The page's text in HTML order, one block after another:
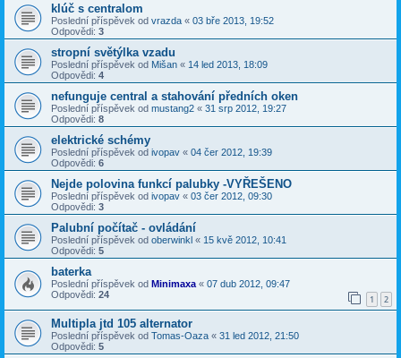
klúč s centralom
Poslední příspěvek od vrazda « 03 bře 2013, 19:52
Odpovědi: 3
stropní světýlka vzadu
Poslední příspěvek od Mišan « 14 led 2013, 18:09
Odpovědi: 4
nefunguje central a stahování předních oken
Poslední příspěvek od mustang2 « 31 srp 2012, 19:27
Odpovědi: 8
elektrické schémy
Poslední příspěvek od ivopav « 04 čer 2012, 19:39
Odpovědi: 6
Nejde polovina funkcí palubky -VYŘEŠENO
Poslední příspěvek od ivopav « 03 čer 2012, 09:30
Odpovědi: 3
Palubní počítač - ovládání
Poslední příspěvek od oberwinkl « 15 kvě 2012, 10:41
Odpovědi: 5
baterka
Poslední příspěvek od Minimaxa « 07 dub 2012, 09:47
Odpovědi: 24 1 2
Multipla jtd 105 alternator
Poslední příspěvek od Tomas-Oaza « 31 led 2012, 21:50
Odpovědi: 5